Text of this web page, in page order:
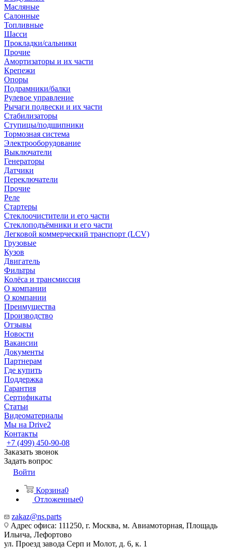
Масляные
Салонные
Топливные
Шасси
Прокладки/сальники
Прочие
Амортизаторы и их части
Крепежи
Опоры
Подрамники/балки
Рулевое управление
Рычаги подвески и их части
Стабилизаторы
Ступицы/подшипники
Тормозная система
Электрооборудование
Выключатели
Генераторы
Датчики
Переключатели
Прочие
Реле
Стартеры
Стеклоочистители и его части
Стеклоподъёмники и его части
Легковой коммерческий транспорт (LCV)
Грузовые
Кузов
Двигатель
Фильтры
Колёса и трансмиссия
О компании
О компании
Преимущества
Производство
Отзывы
Новости
Вакансии
Документы
Партнерам
Где купить
Поддержка
Гарантия
Сертификаты
Статьи
Видеоматериалы
Мы на Drive2
Контакты
+7 (499) 450-90-08
Заказать звонок
Задать вопрос
Войти
Корзина0
Отложенные0
zakaz@ns.parts
Адрес офиса: 111250, г. Москва, м. Авиамоторная, Площадь
Ильича, Лефортово
ул. Проезд завода Серп и Молот, д. 6, к. 1